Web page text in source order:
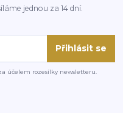
jednou za 14 dní.
Přihlásit se
účelem rozesílky newsletteru.